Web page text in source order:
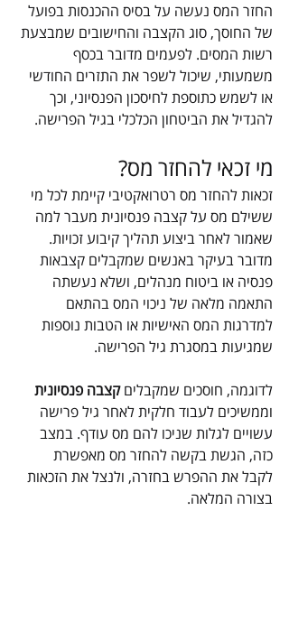
החזר המס נעשה על בסיס ההכנסות בפועל
של החוסך, סוג הקצבה והחישובים שמבצעת
רשות המסים. לפעמים מדובר בכסף
משמעותי, שיכול לשפר את התזרים החודשי
או לשמש כתוספת לחיסכון הפנסיוני, וכך
להגדיל את הביטחון הכלכלי בגיל הפרישה.
מי זכאי להחזר מס?
זכאות להחזר מס רטרואקטיבי קיימת לכל מי
ששילם מס על קצבה פנסיונית מעבר למה
שאמור לאחר ביצוע תהליך קיבוע זכויות.
מדובר בעיקר באנשים שמקבלים קצבאות
פנסיה או ביטוח מנהלים, ושלא נעשתה
התאמה מלאה של ניכוי המס בהתאם
למדרגות המס האישיות או הטבות נוספות
שמגיעות במסגרת גיל הפרישה.
לדוגמה, חוסכים שמקבלים קצבה פנסיונית
וממשיכים לעבוד חלקית לאחר גיל פרישה
עשויים לגלות שניכו להם מס עודף. במצב
כזה, הגשת בקשה להחזר מס מאפשרת
לקבל את ההפרש בחזרה, ולנצל את הזכאות
בצורה המלאה.